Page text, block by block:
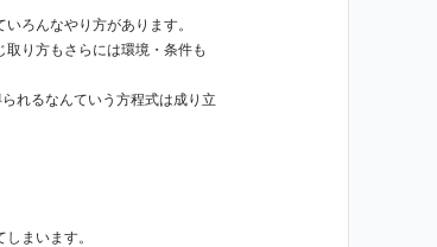
ろんなやり方があります。
り方もさらには環境・条件も
れるなんていう方程式は成り立
まいます。